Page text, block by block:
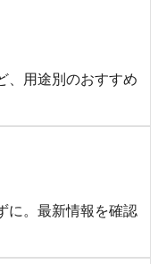
、用途別のおすすめ
に。最新情報を確認